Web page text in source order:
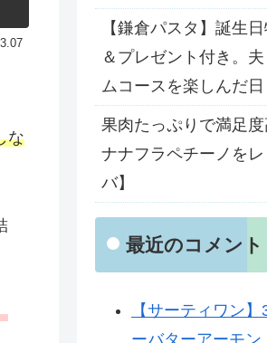
な
【鎌倉パスタ】誕生
＆プレゼント付き。
ムコースを楽しんだ日
果肉たっぷりで満足
ナナフラペチーノを
バ】
最近のコメント
【サーティワン